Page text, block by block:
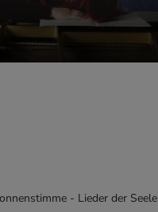
- Lieder der Seele